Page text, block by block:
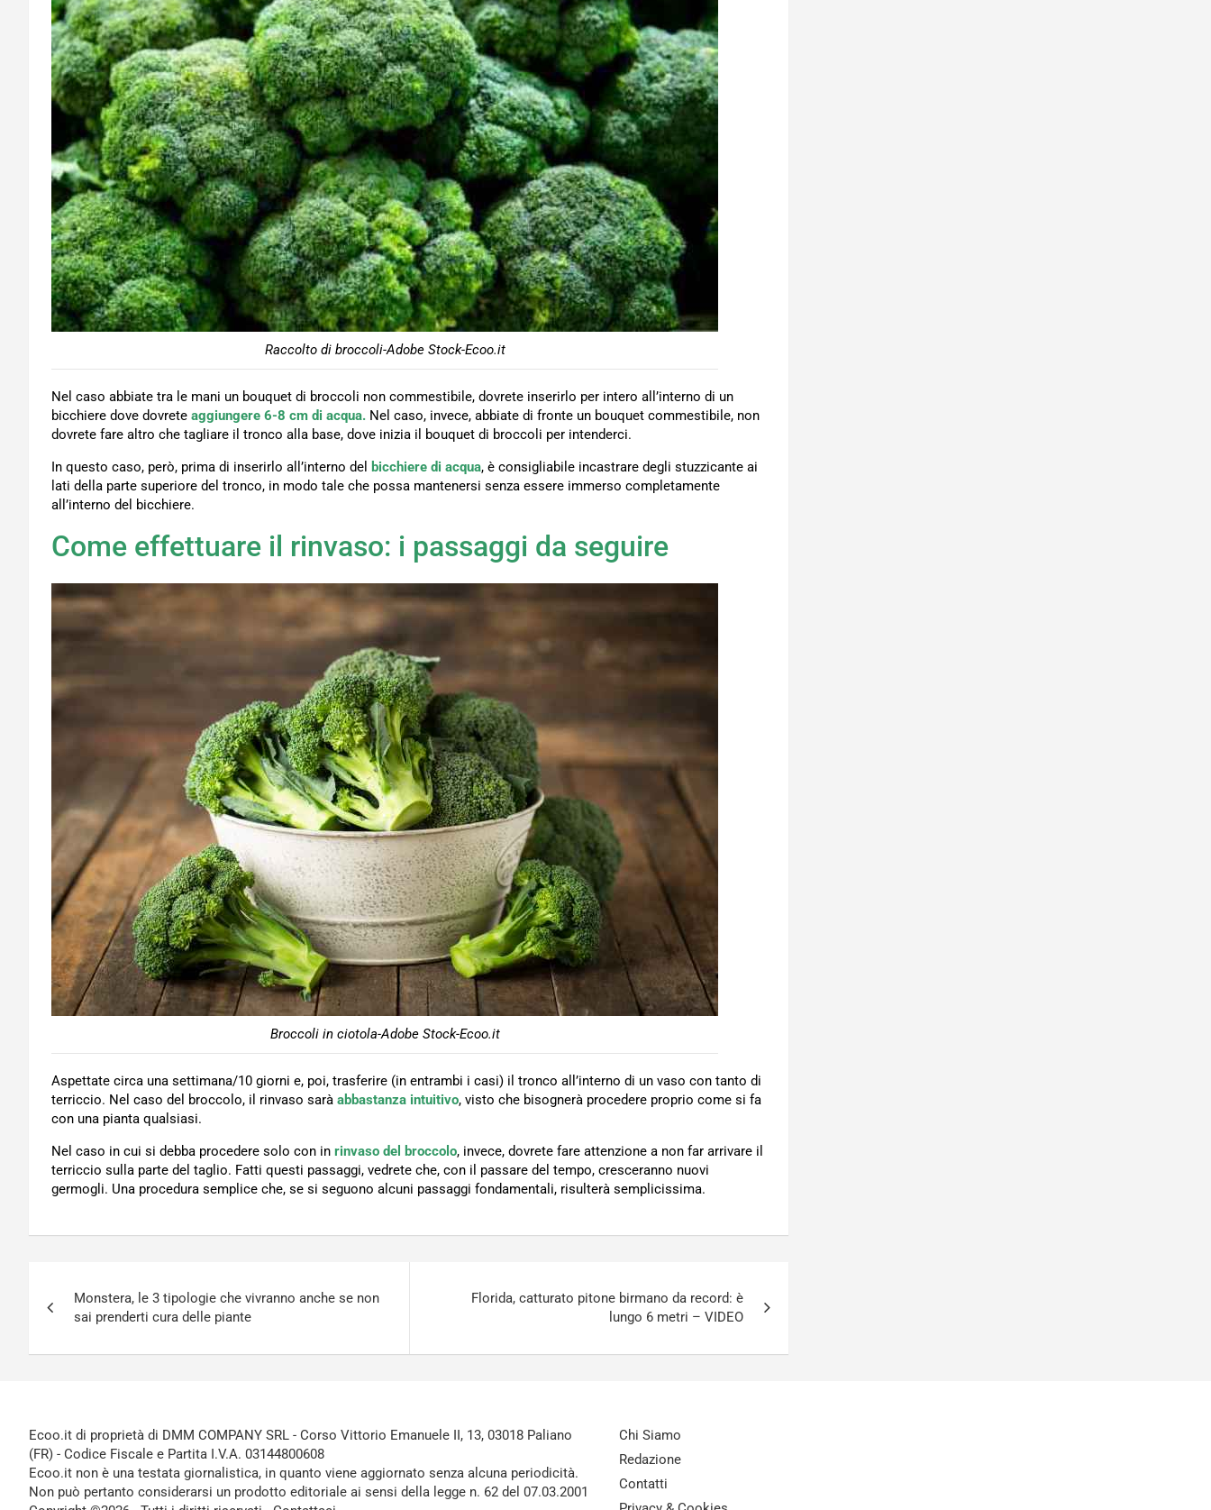
Raccolto di broccoli-Adobe Stock-Ecoo.it
Nel caso abbiate tra le mani un bouquet di broccoli non commestibile, dovrete inserirlo per intero all’interno di un
bicchiere dove dovrete aggiungere 6-8 cm di acqua. Nel caso, invece, abbiate di fronte un bouquet commestibile, non
dovrete fare altro che tagliare il tronco alla base, dove inizia il bouquet di broccoli per intenderci.
In questo caso, però, prima di inserirlo all’interno del bicchiere di acqua, è consigliabile incastrare degli stuzzicante ai
lati della parte superiore del tronco, in modo tale che possa mantenersi senza essere immerso completamente
all’interno del bicchiere.
Come effettuare il rinvaso: i passaggi da seguire
Broccoli in ciotola-Adobe Stock-Ecoo.it
Aspettate circa una settimana/10 giorni e, poi, trasferire (in entrambi i casi) il tronco all’interno di un vaso con tanto di
terriccio. Nel caso del broccolo, il rinvaso sarà abbastanza intuitivo, visto che bisognerà procedere proprio come si fa
con una pianta qualsiasi.
Nel caso in cui si debba procedere solo con in rinvaso del broccolo, invece, dovrete fare attenzione a non far arrivare il
terriccio sulla parte del taglio. Fatti questi passaggi, vedrete che, con il passare del tempo, cresceranno nuovi
germogli. Una procedura semplice che, se si seguono alcuni passaggi fondamentali, risulterà semplicissima.
articoli
Monstera, le 3 tipologie che vivranno anche se non
sai prenderti cura delle piante
Florida, catturato pitone birmano da record: è
lungo 6 metri – VIDEO
Ecoo.it di proprietà di DMM COMPANY SRL - Corso Vittorio Emanuele II, 13, 03018 Paliano
(FR) - Codice Fiscale e Partita I.V.A. 03144800608
Ecoo.it non è una testata giornalistica, in quanto viene aggiornato senza alcuna periodicità.
Non può pertanto considerarsi un prodotto editoriale ai sensi della legge n. 62 del 07.03.2001
Chi Siamo
Redazione
Contatti